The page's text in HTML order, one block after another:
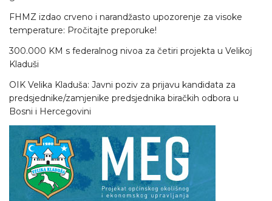
FHMZ izdao crveno i narandžasto upozorenje za visoke
temperature: Pročitajte preporuke!
300.000 KM s federalnog nivoa za četiri projekta u Velikoj
Kladuši
OIK Velika Kladuša: Javni poziv za prijavu kandidata za
predsjednike/zamjenike predsjednika biračkih odbora u
Bosni i Hercegovini